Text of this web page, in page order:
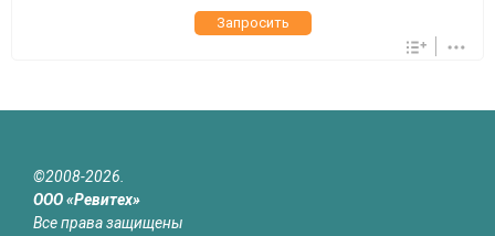
Запросить
©2008-2026.
ООО «Ревитех»
Все права защищены